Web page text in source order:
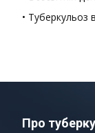
• Туберкульоз
Про